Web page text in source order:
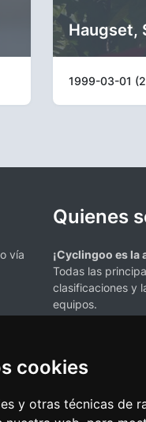
cookies
y otras técnicas de
Haugset,
1999-03-01
vía
Quienes
¡Cyclingoo es la
Todas las
clasificaciones y
equipos.